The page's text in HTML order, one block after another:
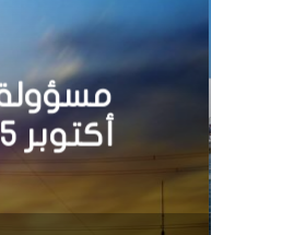
مسؤولة
أكتوبر 2025 والشركة اتخذت كل التدابير الممكنة